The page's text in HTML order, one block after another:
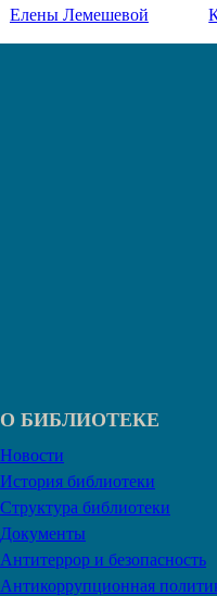
Елены Лемешевой
О БИБЛИОТЕКЕ
Новости
История библиотеки
Структура библиотеки
Документы
Антитеррор и безопасность
Антикоррупционная